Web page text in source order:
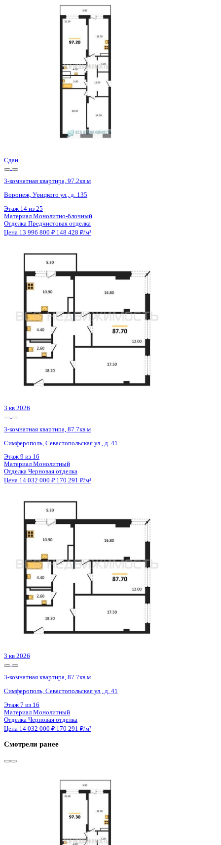
3-комнатная квартира, 97.3кв.м
Воронеж, Урицкого ул., д. 135
Монолитно-блочный
Предчистовая отделка
Цена 14 011 200 ₽ 148 424 ₽/м²
3-комнатная квартира, 97.3кв.м
Этаж
Материал
Монолитно-блочный
Отделка Предчистовая отделка
Цена 14 011 200 ₽ 148 424 ₽/м²
Сдан
3-комнатная квартира, 97.3кв.м
Воронеж, Урицкого ул., д. 135
Этаж 9 из 25
Отделка Предчистовая отделка